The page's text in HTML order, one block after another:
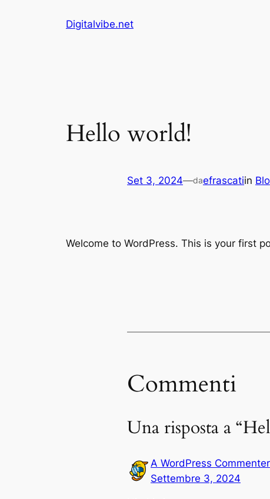
Digitalvibe.net
Hello world!
Set 3, 2024—daefrascatiin
Welcome to WordPress. This is your first
Commenti
Una risposta a
A WordPress Commenter
Settembre 3, 2024